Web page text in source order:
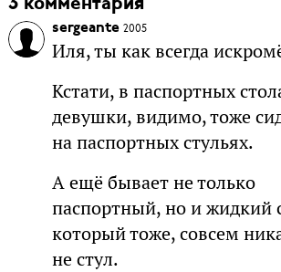
sergeante 2005
Иля, ты как всегда
Кстати, в паспортных
девушки, видимо, тоже
на паспортных стульях.
А ещё бывает не только
паспортный, но и жидкий
который тоже, совсем
не стул.